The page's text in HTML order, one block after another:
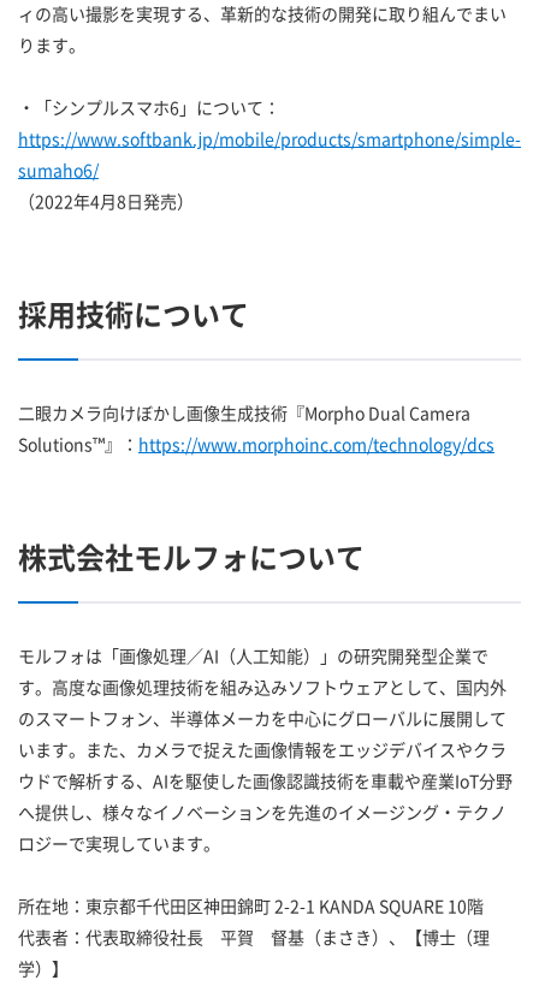
ィの高い撮影を実現する、革新的な技術の開発に取り組んでまい
ります。
・「シンプルスマホ6」について：
https://www.softbank.jp/mobile/products/smartphone/simple-
sumaho6/
（2022年4月8日発売）
採用技術について
二眼カメラ向けぼかし画像生成技術『Morpho Dual Camera
Solutions™』： https://www.morphoinc.com/technology/dcs
株式会社モルフォについて
モルフォは「画像処理／AI（人工知能）」の研究開発型企業で
す。高度な画像処理技術を組み込みソフトウェアとして、国内外
のスマートフォン、半導体メーカを中心にグローバルに展開して
います。また、カメラで捉えた画像情報をエッジデバイスやクラ
ウドで解析する、AIを駆使した画像認識技術を車載や産業IoT分野
へ提供し、様々なイノベーションを先進のイメージング・テクノ
ロジーで実現しています。
所在地：東京都千代田区神田錦町 2-2-1 KANDA SQUARE 10階
代表者：代表取締役社長 平賀 督基（まさき）、【博士（理
学）】